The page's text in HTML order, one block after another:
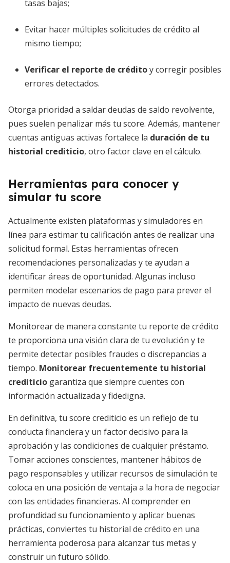
tasas bajas;
Evitar hacer múltiples solicitudes de crédito al
mismo tiempo;
Verificar el reporte de créditoy corregir posibles
errores detectados.
Otorga prioridad a saldar deudas de saldo revolvente,
pues suelen penalizar más tu score. Además, mantener
cuentas antiguas activas fortalece la duración de tu
historial crediticio, otro factor clave en el cálculo.
Herramientas para conocer y
simular tu score
Actualmente existen plataformas y simuladores en
línea para estimar tu calificación antes de realizar una
solicitud formal. Estas herramientas ofrecen
recomendaciones personalizadas y te ayudan a
identificar áreas de oportunidad. Algunas incluso
permiten modelar escenarios de pago para prever el
impacto de nuevas deudas.
Monitorear de manera constante tu reporte de crédito
te proporciona una visión clara de tu evolución y te
permite detectar posibles fraudes o discrepancias a
tiempo. Monitorear frecuentemente tu historial
crediticio garantiza que siempre cuentes con
información actualizada y fidedigna.
En definitiva, tu score crediticio es un reflejo de tu
conducta financiera y un factor decisivo para la
aprobación y las condiciones de cualquier préstamo.
Tomar acciones conscientes, mantener hábitos de
pago responsables y utilizar recursos de simulación te
coloca en una posición de ventaja a la hora de negociar
con las entidades financieras. Al comprender en
profundidad su funcionamiento y aplicar buenas
prácticas, conviertes tu historial de crédito en una
herramienta poderosa para alcanzar tus metas y
construir un futuro sólido.